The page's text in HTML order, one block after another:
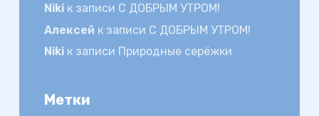
Nikiк записи С ДОБРЫМ УТРОМ!
Алексей к записи С ДОБРЫМ УТРОМ!
Nikiк записи Природные серёжки
Метки